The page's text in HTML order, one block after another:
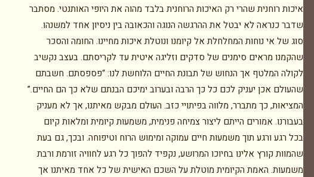
איכות רוחנית שהרי רק האיכות הרוחנית בלבד מהוה את היופי האותנטי. מסתבר
שדבר כנראה לא יבטל את ההרגשה הנוגה והכאובה בין ניסיון אחד למשנהו.
סוג של אי נוחות המחלחלת אל קיומנו ונוטלת איכות מחיינו. החומה והסכר
שהקמנו מראים סימנים של סדקים וזליגה איטית עד לקריסתם. בעצב נקשיב
לקולה המלטף אך הנחוש של תבונת החיים הלוחשת לנו: “פספסתם. חשבתם
שהעולם אכן יעניק לכם כל כך הרבה ובערוב ימיכם הבנתם שלא כך הם החיים.”
המציאות, כך מתברר, מלווה בפיתויי כזב. העולם מבקש מאיתנו, אך לא מעניק
בעבורנו. אמורים הייתם ליצור צמיחה פנימית, משמעות קיומית ומלאות קיום
בכל רגע ורגע תוך משמעות חיים עמוקה ומימוש הרוח וטיפוחה. ובכך, גם בעת
שהמוות קורץ אלינו בחיוכו המרושע, נקפיד להפוך כל רגע לחוויה זורמת ורבת
משמעות. האמת הקיומית מוטלת על השכם האישית של כל אחד מאיתנו אך